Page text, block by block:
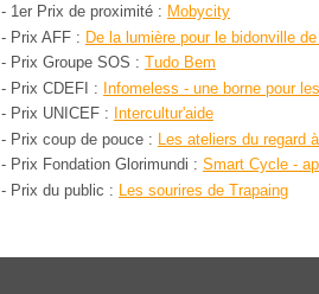
- 1er Prix de proximité : Mobycity
- Prix AFF : De la lumière pour le bidonville
- Prix Groupe SOS : Tudo Bem
- Prix CDEFI : Infomeless - une borne pour
- Prix UNICEF : Intercultur'aide
- Prix coup de pouce :
Les ateliers du regard
- Prix Fondation Glorimundi : Smart Cycle -
- Prix du public :
Les sourires de Trapaing